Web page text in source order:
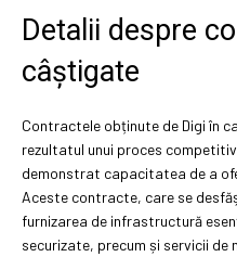
Detalii despre
câștigate
Contractele obținute de Digi în
rezultatul unui proces
demonstrat capacitatea de a
Aceste contracte, care se
furnizarea de infrastructură
securizate, precum și servicii de